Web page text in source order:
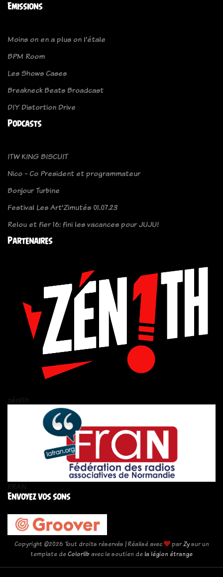
Emissions
Moins on en a plus on l'étale
BPM Room
Les Shows Cases
Breakneck Beats Broadcast
DIY Distortion Drive
Podcasts
ITW KING BISCUIT
Nico - Co President et programmateur
Bonjour Turbine
Festival Les Art'Zimutés 01.07.23
Relou et fier 16: fini les vacances pour JUJU!
Partenaires
Envoyez vos sons
Copyright ©2026 Tout droits réservés | Réalisé avec parZysur un
template deColorlibavec le soutien de la légion étrange